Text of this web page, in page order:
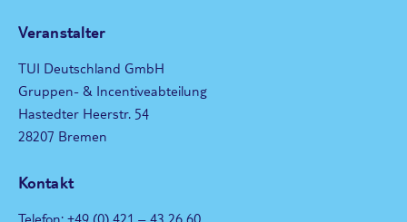
Veranstalter
TUI Deutschland GmbH
Gruppen- & Incentiveabteilung
Hastedter Heerstr. 54
28207 Bremen
Kontakt
Telefon: +49 (0) 421 – 43 26 60